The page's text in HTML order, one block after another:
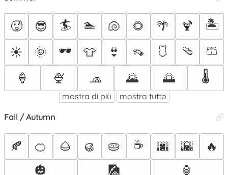
🥵 😎 🏄 🏊 🐚 🌻 🌴 🍹
🏝️
☀️
🌞 🕶️ 👕 👙 👡 🩱 🩴
🩳
🍦
🍨 🧢 🌄 🌅 🌡️
mostra di più mostra tutto
Fall / Autumn
🍂 🍊 🌰 🥮 🥧 ☕ 🌆 🌇
🔥
🎃
🎑 🏮